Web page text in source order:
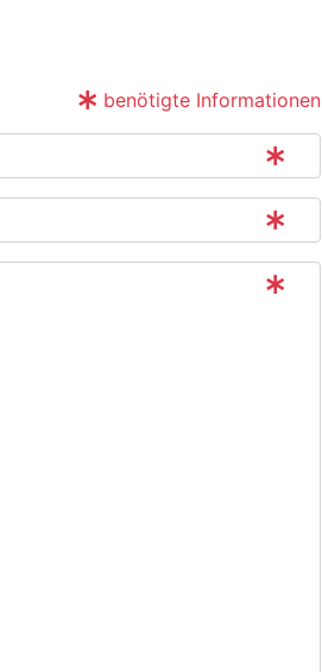
benötigte Informationen